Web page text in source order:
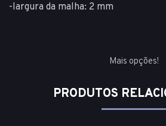
-largura da malha: 2 mm
Mais opções!
PRODUTOS